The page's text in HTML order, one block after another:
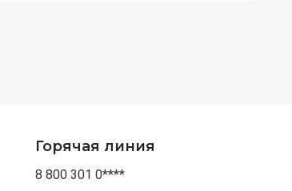
Горячая линия
8 800 301 0****